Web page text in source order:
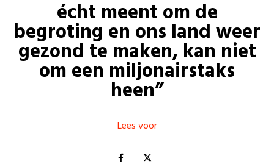
Gelijke kansen
Welzijn
Consumentenbescherming
Pensioenen
Kinderen en jongeren
Standpunten
Vacatures
Doe mee
Word lid
Mis niets
Shop
Zoeken
Login
Login
écht meent om de
begroting en ons land weer
gezond te maken, kan niet
om een miljonairstaks
heen”
Lees voor